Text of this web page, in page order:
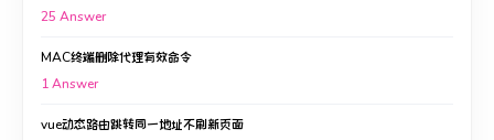
25 Answer
MAC终端删除代理有效命令
1Answer
vue动态路由跳转同一地址不刷新页面